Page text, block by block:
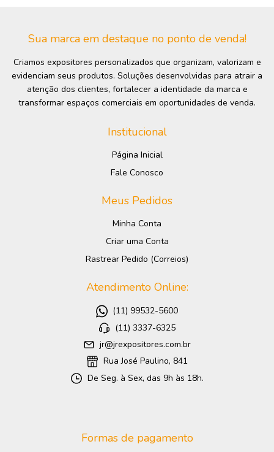
Sua marca em destaque no ponto de venda!
Criamos expositores personalizados que organizam, valorizam e
evidenciam seus produtos. Soluções desenvolvidas para atrair a
atenção dos clientes, fortalecer a identidade da marca e
transformar espaços comerciais em oportunidades de venda.
Institucional
Página Inicial
Fale Conosco
Meus Pedidos
Minha Conta
Criar uma Conta
Rastrear Pedido (Correios)
Atendimento Online:
(11) 99532-5600
(11) 3337-6325
jr@jrexpositores.com.br
Rua José Paulino, 841
De Seg. à Sex, das 9h às 18h.
Formas de pagamento